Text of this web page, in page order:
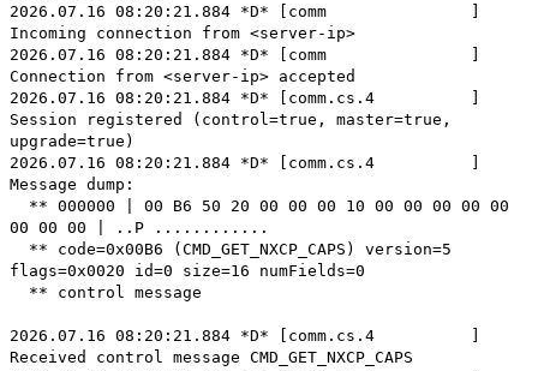
2026.07.16 08:20:21.884 *D* [comm ]
Incoming connection from <server-ip>
2026.07.16 08:20:21.884 *D* [comm ]
Connection from <server-ip> accepted
2026.07.16 08:20:21.884 *D* [comm.cs.4 ]
Session registered (control=true, master=true,
upgrade=true)
2026.07.16 08:20:21.884 *D* [comm.cs.4 ]
Message dump:
** 000000 | 00 B6 50 20 00 00 00 10 00 00 00 00 00
00 00 00 | ..P ............
** code=0x00B6 (CMD_GET_NXCP_CAPS) version=5
flags=0x0020 id=0 size=16 numFields=0
** control message
2026.07.16 08:20:21.884 *D* [comm.cs.4 ]
Received control message CMD_GET_NXCP_CAPS